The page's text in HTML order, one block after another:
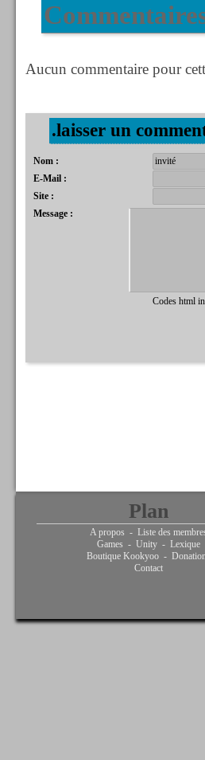
Aucun commentaire pour
.laisser un
Nom :
E-Mail :
Site :
Message :
Codes html
Plan
A propos - Liste des
Games - Unity - Lexique
Boutique Kookyoo -
Contact